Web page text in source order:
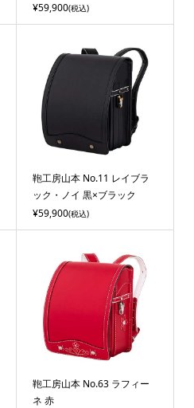
¥59,900(税込)
鞄工房山本 No.11 レイブラ
ック・ノイ 黒×ブラック
¥59,900(税込)
鞄工房山本 No.63 ラフィー
ネ 赤